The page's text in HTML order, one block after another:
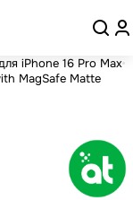
iPhone 16 Pro Max
MagSafe Matte